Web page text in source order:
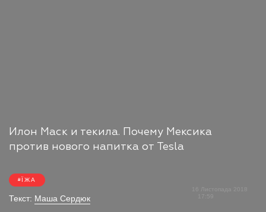
Илон Маск и текила. Почему Мексика
против нового напитка от Tesla
ЇЖА
Текст: Маша Сердюк
16 Листопада 2018
17:59